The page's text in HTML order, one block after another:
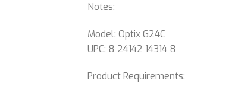
Notes:
Model: Optix G24C
UPC: 8 24142 14314 8
Product Requirements: